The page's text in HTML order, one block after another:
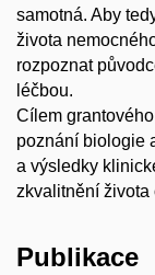
samotná. Aby
života
rozpoznat
léčbou.
Cílem
poznání biologie
a výsledky
zkvalitnění života
Publikace